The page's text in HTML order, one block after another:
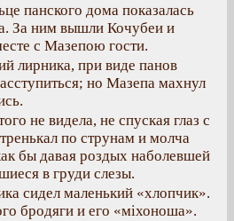
панского дома показалась
За ним вышли Кочубеи и
с Мазепою гости.
лирника, при виде панов
но Мазепа махнул
не видела, не спуская глаз с
по струнам и молча
бы давая роздых наболевшей
в груди слезы.
сидел маленький «хлопчик».
бродяги и его «міхоноша».